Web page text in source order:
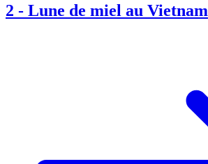
2 - Lune de miel au Vietnam